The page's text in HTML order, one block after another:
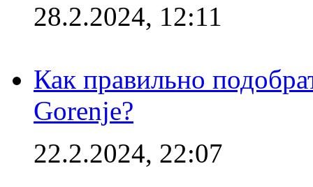
28.2.2024, 12:11
Как правильно
Gorenje?
22.2.2024, 22:07